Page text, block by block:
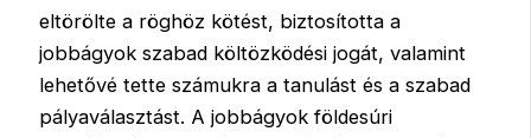
eltörölte a röghöz kötést, biztosította a
jobbágyok szabad költözködési jogát, valamint
lehetővé tette számukra a tanulást és a szabad
pályaválasztást. A jobbágyok földesúri